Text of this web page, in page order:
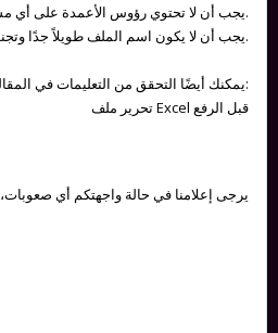
8- يجب أن لا تحتوي رؤوس الأعمدة على أي مسافات.
9- يجب أن لا يكون اسم الملف طويلاً جدًا وتجنب استخدام الرموز الخاصة.
يمكنك أيضًا التحقق من التعليمات في المقالة أدناه:
تحرير ملف Excel قبل الرفع
يرجى إعلامنا في حالة واجهتكم أي صعوبات،